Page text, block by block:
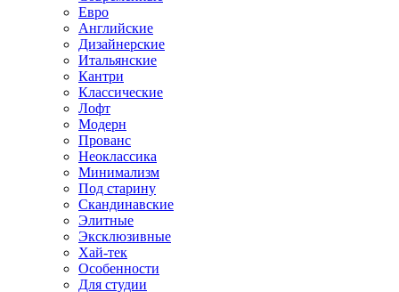
Евро
Английские
Дизайнерские
Итальянские
Кантри
Классические
Лофт
Модерн
Прованс
Неоклассика
Минимализм
Под старину
Скандинавские
Элитные
Эксклюзивные
Хай-тек
Особенности
Для студии